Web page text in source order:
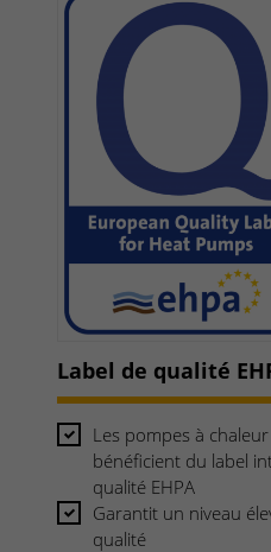
Label de qualité
Les pompes à
bénéficient du label
qualité EHPA
Garantit un niveau
qualité